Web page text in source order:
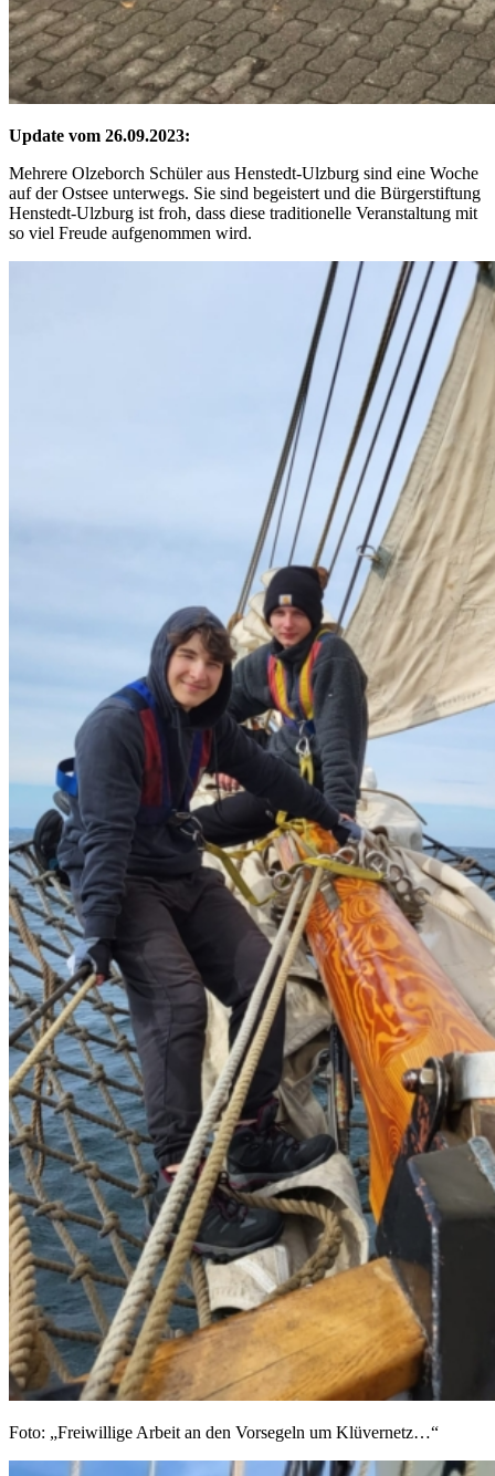
Update vom 26.09.2023:
Mehrere Olzeborch Schüler aus Henstedt-Ulzburg sind eine Woche
auf der Ostsee unterwegs. Sie sind begeistert und die Bürgerstiftung
Henstedt-Ulzburg ist froh, dass diese traditionelle Veranstaltung mit
so viel Freude aufgenommen wird.
Foto: „Freiwillige Arbeit an den Vorsegeln um Klüvernetz…“